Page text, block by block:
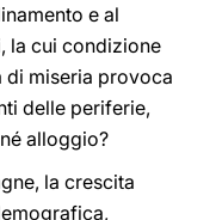
e al
la cui condizione
miseria provoca
delle periferie,
alloggio?
la crescita